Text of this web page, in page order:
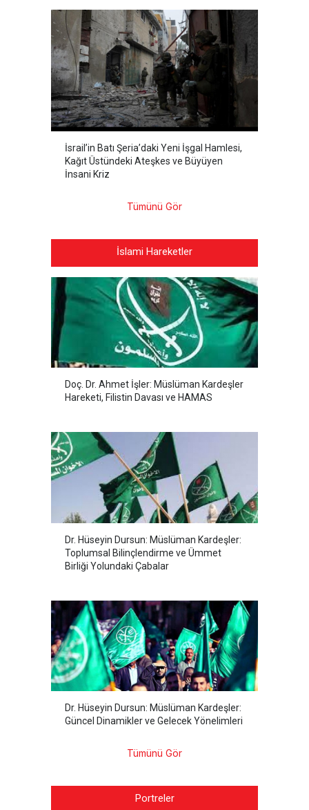
İsrail’in Batı Şeria’daki Yeni İşgal Hamlesi,
Kağıt Üstündeki Ateşkes ve Büyüyen
İnsani Kriz
Tümünü Gör
İslami Hareketler
Doç. Dr. Ahmet İşler: Müslüman Kardeşler
Hareketi, Filistin Davası ve HAMAS
Dr. Hüseyin Dursun: Müslüman Kardeşler:
Toplumsal Bilinçlendirme ve Ümmet
Birliği Yolundaki Çabalar
Dr. Hüseyin Dursun: Müslüman Kardeşler:
Güncel Dinamikler ve Gelecek Yönelimleri
Tümünü Gör
Portreler